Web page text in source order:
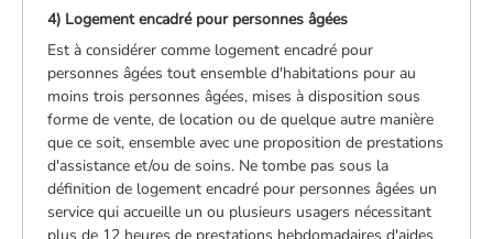
4) Logement encadré pour personnes âgées
Est à considérer comme logement encadré pour
personnes âgées tout ensemble d'habitations pour au
moins trois personnes âgées, mises à disposition sous
forme de vente, de location ou de quelque autre manière
que ce soit, ensemble avec une proposition de prestations
d'assistance et/ou de soins. Ne tombe pas sous la
définition de logement encadré pour personnes âgées un
service qui accueille un ou plusieurs usagers nécessitant
plus de 12 heures de prestations hebdomadaires d'aides